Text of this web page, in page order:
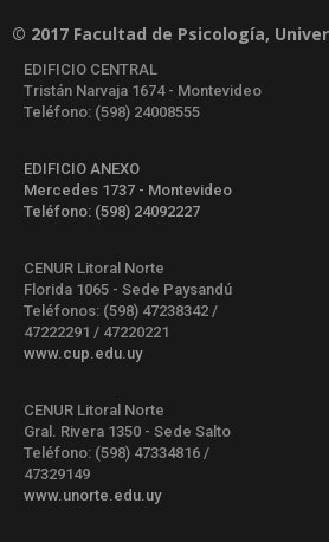
© 2017 Facultad de Psicología,
EDIFICIO CENTRAL
Tristán Narvaja 1674 - Montevideo
Teléfono: (598) 24008555
EDIFICIO ANEXO
Mercedes 1737 - Montevideo
Teléfono: (598) 24092227
CENUR Litoral Norte
Florida 1065 - Sede Paysandú
Teléfonos: (598) 47238342 /
47222291 / 47220221
www.cup.edu.uy
CENUR Litoral Norte
Gral. Rivera 1350 - Sede Salto
Teléfono: (598) 47334816 /
47329149
www.unorte.edu.uy